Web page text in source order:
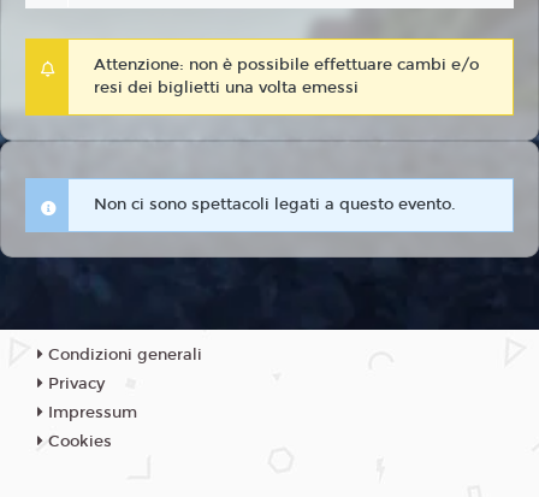
Attenzione: non è possibile effettuare cambi e/o
resi dei biglietti una volta emessi
Non ci sono spettacoli legati a questo evento.
Condizioni generali
Privacy
Impressum
Cookies